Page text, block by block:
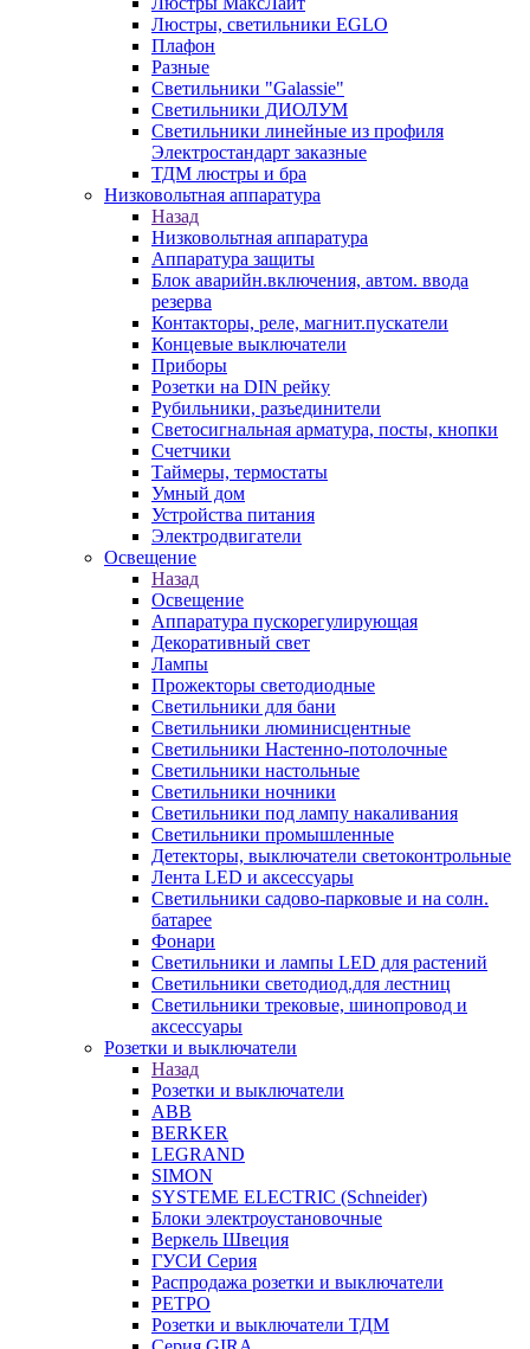
Люстры, светильники EGLO
Плафон
Разные
Светильники "Galassie"
Светильники ДИОЛУМ
Светильники линейные из профиля
Электростандарт заказные
ТДМ люстры и бра
Низковольтная аппаратура
Назад
Низковольтная аппаратура
Аппаратура защиты
Блок аварийн.включения, автом. ввода
резерва
Контакторы, реле, магнит.пускатели
Концевые выключатели
Приборы
Розетки на DIN рейку
Рубильники, разъединители
Светосигнальная арматура, посты, кнопки
Счетчики
Таймеры, термостаты
Умный дом
Устройства питания
Электродвигатели
Освещение
Назад
Освещение
Аппаратура пускорегулирующая
Декоративный свет
Лампы
Прожекторы светодиодные
Светильники для бани
Светильники люминисцентные
Светильники Настенно-потолочные
Светильники настольные
Светильники ночники
Светильники под лампу накаливания
Светильники промышленные
Детекторы, выключатели светоконтрольные
Лента LED и аксессуары
Светильники садово-парковые и на солн.
батарее
Фонари
Светильники и лампы LED для растений
Светильники светодиод.для лестниц
Светильники трековые, шинопровод и
аксессуары
Розетки и выключатели
Назад
Розетки и выключатели
ABB
BERKER
LEGRAND
SIMON
SYSTEME ELECTRIC (Schneider)
Блоки электроустановочные
Веркель Швеция
ГУСИ Серия
Распродажа розетки и выключатели
РЕТРО
Розетки и выключатели ТДМ